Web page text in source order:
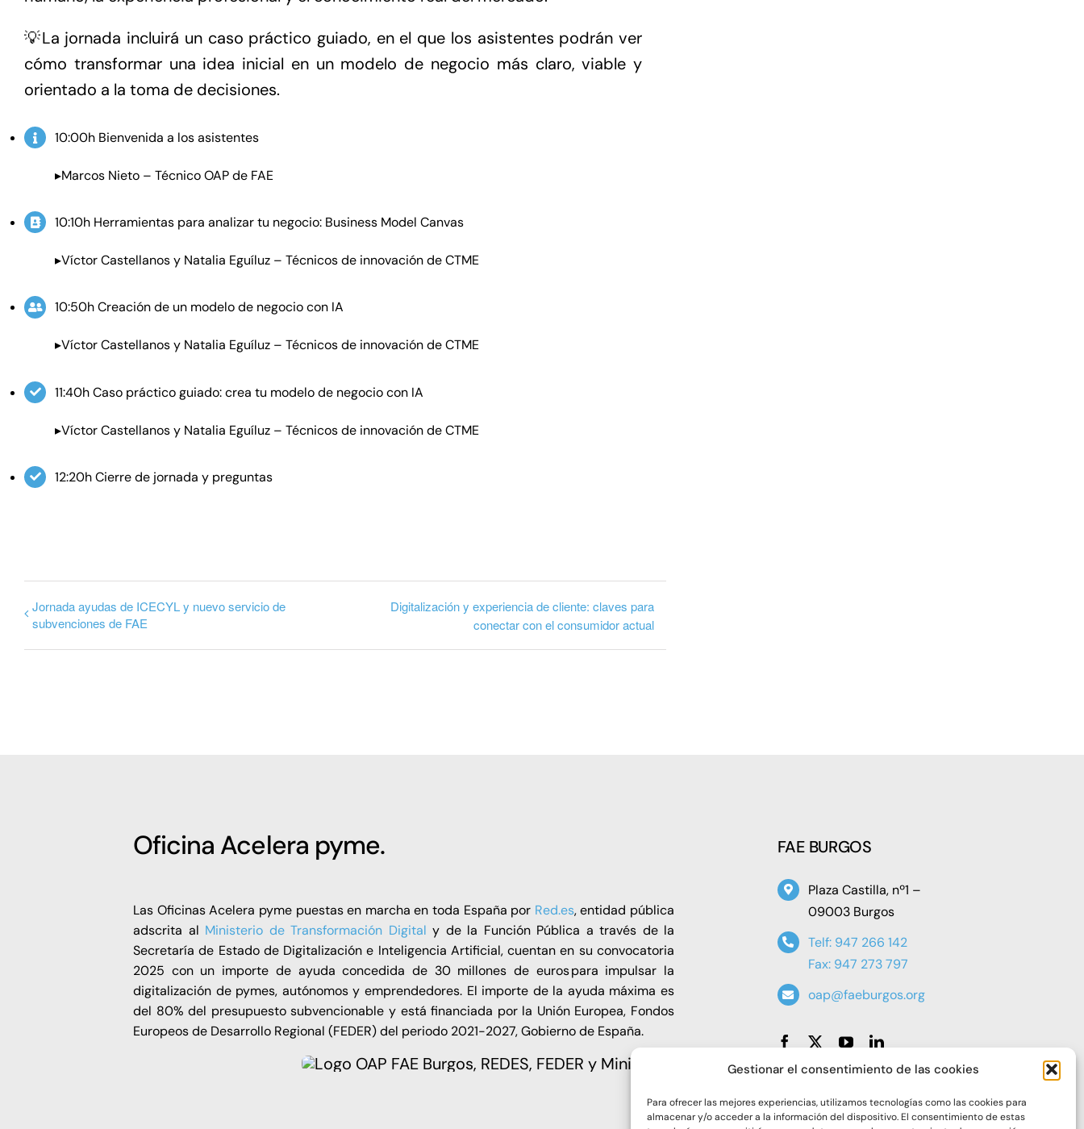
Gestionar el consentimiento de las cookies
Para ofrecer las mejores experiencias, utilizamos tecnologías como las cookies para
almacenar y/o acceder a la información del dispositivo. El consentimiento de estas
💡La jornada incluirá un caso práctico guiado, en el que los asistentes podrán ver
cómo transformar una idea inicial en un modelo de negocio más claro, viable y
orientado a la toma de decisiones.
10:00h Bienvenida a los asistentes
▸Marcos Nieto – Técnico OAP de FAE
10:10h Herramientas para analizar tu negocio: Business Model Canvas
▸Víctor Castellanos y Natalia Eguíluz – Técnicos de innovación de CTME
10:50h Creación de un modelo de negocio con IA
▸Víctor Castellanos y Natalia Eguíluz – Técnicos de innovación de CTME
11:40h Caso práctico guiado: crea tu modelo de negocio con IA
▸Víctor Castellanos y Natalia Eguíluz – Técnicos de innovación de CTME
12:20h Cierre de jornada y preguntas
Jornada ayudas de ICECYL y nuevo servicio de
subvenciones de FAE
Digitalización y experiencia de cliente: claves para
conectar con el consumidor actual
Oficina Acelera pyme.
Las Oficinas Acelera pyme puestas en marcha en toda España por Red.es, entidad pública
adscrita al Ministerio de Transformación Digital y de la Función Pública a través de la
Secretaría de Estado de Digitalización e Inteligencia Artificial, cuentan en su convocatoria
2025 con un importe de ayuda concedida de 30 millones de euros para impulsar la
digitalización de pymes, autónomos y emprendedores. El importe de la ayuda máxima es
del 80% del presupuesto subvencionable y está financiada por la Unión Europea, Fondos
Europeos de Desarrollo Regional (FEDER) del periodo 2021-2027, Gobierno de España.
FAE BURGOS
Plaza Castilla, nº1 –
09003 Burgos
Telf: 947 266 142
Fax: 947 273 797
oap@faeburgos.org